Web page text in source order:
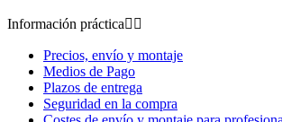
Información práctica 
Precios, envío y montaje
Medios de Pago
Plazos de entrega
Seguridad en la compra